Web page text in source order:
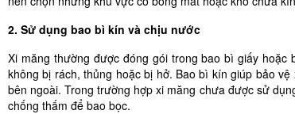
2. Sử dụng bao bì kín và chịu nước
Xi măng thường được đóng gói trong bao bì giấy
không bị rách, thủng hoặc bị hở. Bao bì kín giúp bảo
bên ngoài. Trong trường hợp xi măng chưa được sử
chống thấm để bao bọc.